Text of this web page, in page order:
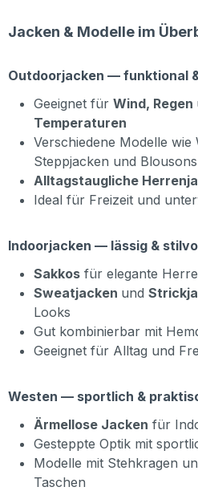
Jacken & Modelle im
Outdoorjacken — funktional
Geeignet für Wind, Regen
Temperaturen
Verschiedene Modelle wie
Steppjacken und Blousons
Alltagstaugliche
Ideal für Freizeit und
Indoorjacken — lässig &
Sakkos für elegante
Sweatjacken und
Looks
Gut kombinierbar mit
Geeignet für Alltag und
Westen — sportlich &
Ärmellose Jacken für
Gesteppte Optik mit
Modelle mit Stehkragen
Taschen